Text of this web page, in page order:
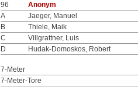
96
Anonym
A
Jaeger, Manuel
B
Thiele, Maik
C
Villgrattner, Luis
D
Hudak-Domoskos, Robert
7-Meter
7-Meter-Tore